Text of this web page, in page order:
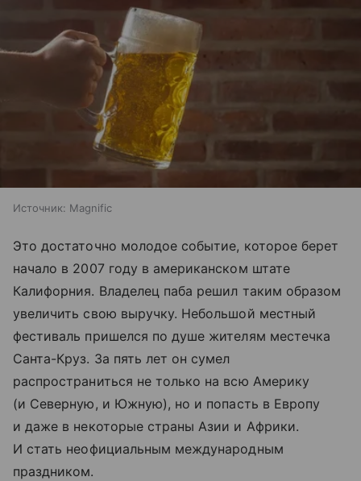
Источник: Magnific
Это достаточно молодое событие, которое берет
начало в 2007 году в американском штате
Калифорния. Владелец паба решил таким образом
увеличить свою выручку. Небольшой местный
фестиваль пришелся по душе жителям местечка
Санта-Круз. За пять лет он сумел
распространиться не только на всю Америку
(и Северную, и Южную), но и попасть в Европу
и даже в некоторые страны Азии и Африки.
И стать неофициальным международным
праздником.